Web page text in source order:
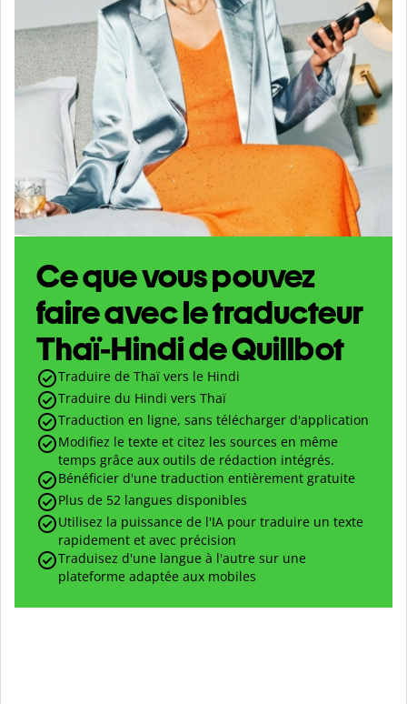
Ce que vous pouvez
faire avec le traducteur
Thaï-Hindi de Quillbot
Traduire de Thaï vers le Hindi
Traduire du Hindi vers Thaï
Traduction en ligne, sans télécharger d'application
Modifiez le texte et citez les sources en même
temps grâce aux outils de rédaction intégrés.
Bénéficier d'une traduction entièrement gratuite
Plus de 52 langues disponibles
Utilisez la puissance de l'IA pour traduire un texte
rapidement et avec précision
Traduisez d'une langue à l'autre sur une
plateforme adaptée aux mobiles